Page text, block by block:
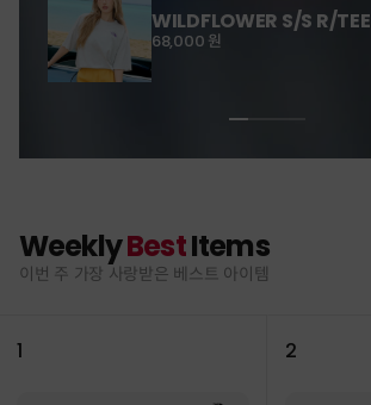
WILDFLOWER S/S R/TEE
68,000 원
WeeklyBestItems
이번 주 가장 사랑받은 베스트 아이템
1 2